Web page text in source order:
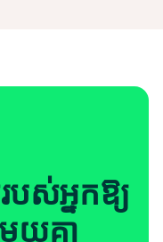
បស់អ្នកឱ្យ
យគ្នា